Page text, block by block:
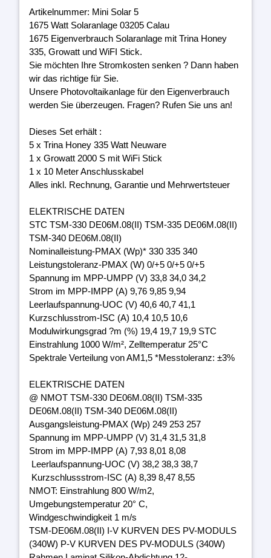
Artikelnummer: Mini Solar 5
1675 Watt Solaranlage 03205 Calau
1675 Eigenverbrauch Solaranlage mit Trina Honey
335, Growatt und WiFI Stick.
Sie möchten Ihre Stromkosten senken ? Dann haben
wir das richtige für Sie.
Unsere Photovoltaikanlage für den Eigenverbrauch
werden Sie überzeugen. Fragen? Rufen Sie uns an!
Dieses Set erhält :
5 x Trina Honey 335 Watt Neuware
1 x Growatt 2000 S mit WiFi Stick
1 x 10 Meter Anschlusskabel
Alles inkl. Rechnung, Garantie und Mehrwertsteuer
ELEKTRISCHE DATEN
STC TSM-330 DE06M.08(II) TSM-335 DE06M.08(II)
TSM-340 DE06M.08(II)
Nominalleistung-PMAX (Wp)* 330 335 340
Leistungstoleranz-PMAX (W) 0/+5 0/+5 0/+5
Spannung im MPP-UMPP (V) 33,8 34,0 34,2
Strom im MPP-IMPP (A) 9,76 9,85 9,94
Leerlaufspannung-UOC (V) 40,6 40,7 41,1
Kurzschlusstrom-ISC (A) 10,4 10,5 10,6
Modulwirkungsgrad ?m (%) 19,4 19,7 19,9 STC
Einstrahlung 1000 W/m², Zelltemperatur 25°C
Spektrale Verteilung von AM1,5 *Messtoleranz: ±3%
ELEKTRISCHE DATEN
@ NMOT TSM-330 DE06M.08(II) TSM-335
DE06M.08(II) TSM-340 DE06M.08(II)
Ausgangsleistung-PMAX (Wp) 249 253 257
Spannung im MPP-UMPP (V) 31,4 31,5 31,8
Strom im MPP-IMPP (A) 7,93 8,01 8,08
Leerlaufspannung-UOC (V) 38,2 38,3 38,7
Kurzschlussstrom-ISC (A) 8,39 8,47 8,55
NMOT: Einstrahlung 800 W/m2,
Umgebungstemperatur 20° C,
Windgeschwindigkeit 1 m/s
TSM-DE06M.08(II) I-V KURVEN DES PV-MODULS
(340W) P-V KURVEN DES PV-MODULS (340W)